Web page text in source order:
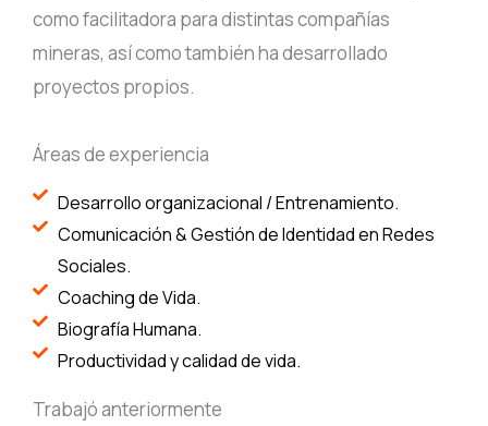
como facilitadora para distintas compañías
mineras, así como también ha desarrollado
proyectos propios.
Áreas de experiencia
Desarrollo organizacional / Entrenamiento.
Comunicación & Gestión de Identidad en Redes
Sociales.
Coaching de Vida.
Biografía Humana.
Productividad y calidad de vida.
Trabajó anteriormente